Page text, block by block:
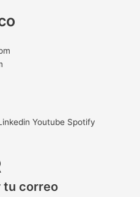
Youtube Spotify
tu correo